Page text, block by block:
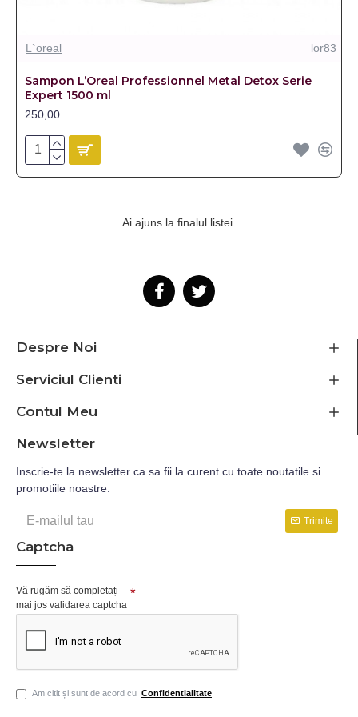
L`oreal lor83
Sampon L’Oreal Professionnel Metal Detox Serie
Expert 1500 ml
250,00
Ai ajuns la finalul listei.
Despre Noi
Serviciul Clienti
Contul Meu
Newsletter
Inscrie-te la newsletter ca sa fii la curent cu toate noutatile si
promotiile noastre.
Trimite
Captcha
Vă rugăm să completați
mai jos validarea captcha
Am citit și sunt de acord cu Confidentialitate